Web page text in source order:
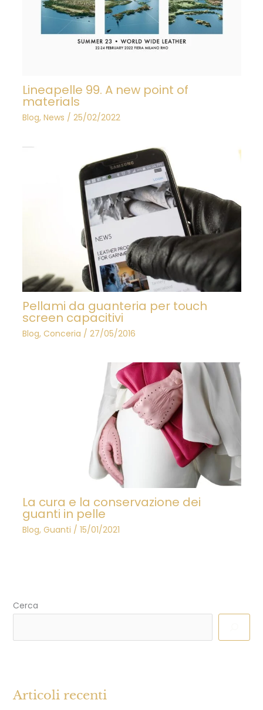
Lineapelle 99. A new point of
materials
Blog, News / 25/02/2022
Pellami da guanteria per touch
screen capacitivi
Blog, Conceria / 27/05/2016
La cura e la conservazione dei
guanti in pelle
Blog, Guanti / 15/01/2021
Cerca
Articoli recenti